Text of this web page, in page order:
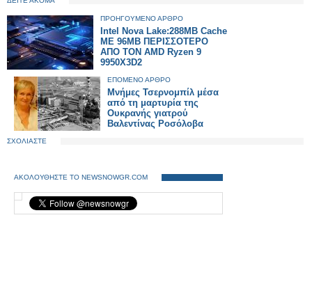
ΠΡΟΗΓΟΥΜΕΝΟ ΑΡΘΡΟ
Intel Nova Lake:288MB Cache
ΜΕ 96MB ΠΕΡΙΣΣΟΤΕΡΟ
ΑΠΟ ΤΟΝ AMD Ryzen 9
9950X3D2
ΕΠΟΜΕΝΟ ΑΡΘΡΟ
Μνήμες Τσερνομπίλ μέσα
από τη μαρτυρία της
Ουκρανής γιατρού
Βαλεντίνας Ροσόλοβα
ΣΧΟΛΙΑΣΤΕ
ΑΚΟΛΟΥΘΗΣΤΕ ΤΟ NEWSNOWGR.COM